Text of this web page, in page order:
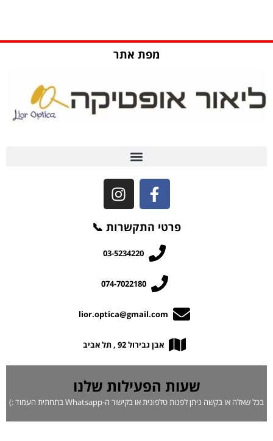
מפת אתר
פרטי התקשרות 📞
03-5234220
074-7022180
lior.optica@gmail.com
אבן גבירול 92 , תל אביב
שעות הפעילות שלנו
בכל שאלה או בקשה ניתן לפנות טלפונית או בקישור ה-Whatsapp בתחתית העמוד :)